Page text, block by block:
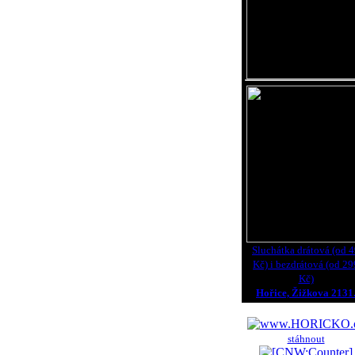
Sluchátka drátová (od
Kč) i bezdrátová (od
Kč)
Hořice, Žižkova 2131.
stáhnout